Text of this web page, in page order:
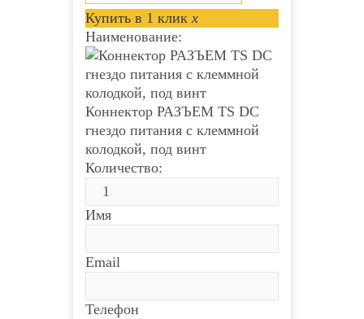
Купить в 1 клик x
Наименование:
Коннектор РАЗЪЕМ TS DC
гнездо питания с клеммной
колодкой, под винт
Количество:
Имя
Email
Телефон